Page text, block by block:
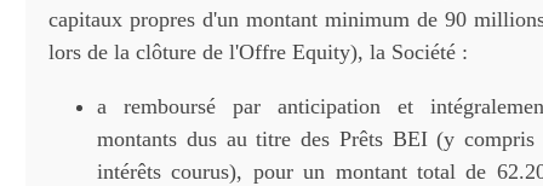
capitaux propres d'un montant minimum de 90
lors de la clôture de l'Offre Equity), la Société :
a remboursé par anticipation et
montants dus au titre des Prêts BEI (y
intérêts courus), pour un montant total de